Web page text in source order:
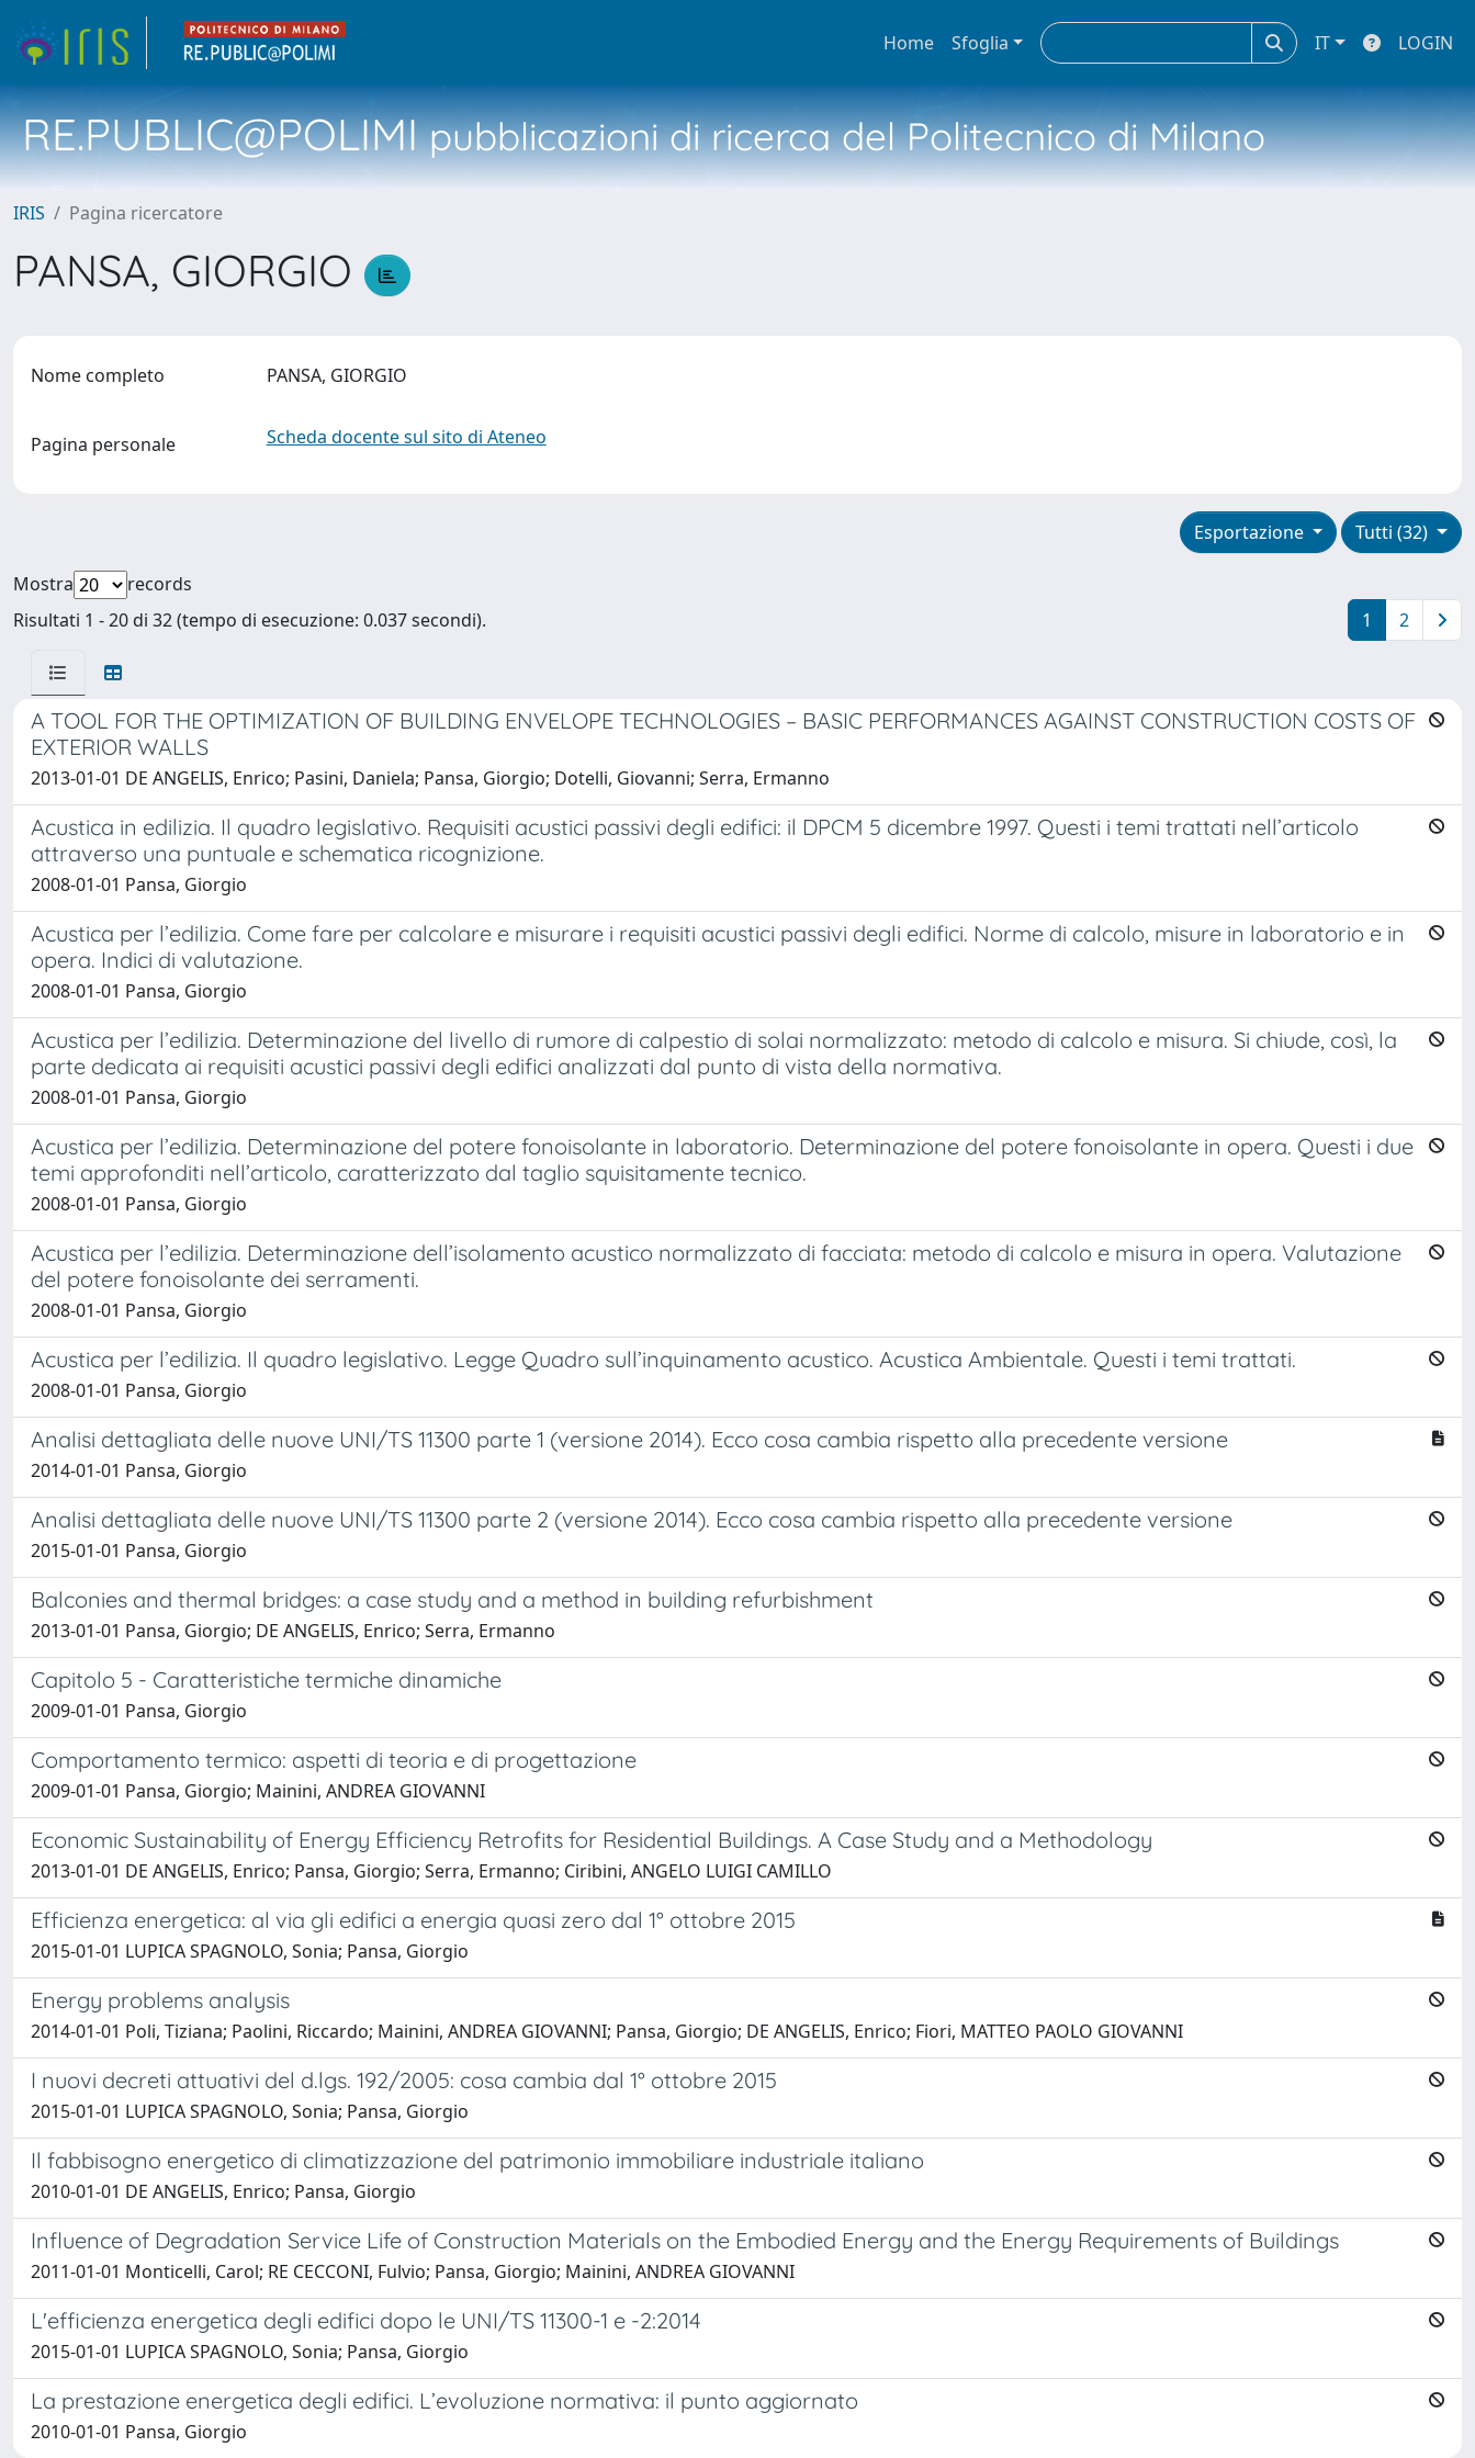
Home Sfoglia IT LOGIN
RE.PUBLIC@POLIMIpubblicazioni di ricerca del Politecnico di Milano
IRIS Pagina ricercatore
PANSA, GIORGIO
Nome completo PANSA, GIORGIO
Pagina personale Scheda docente sul sito di Ateneo
Tutti (32)
Esportazione
Mostra
records
Risultati 1 - 20 di 32 (tempo di esecuzione: 0.037 secondi).
1 2
A TOOL FOR THE OPTIMIZATION OF BUILDING ENVELOPE TECHNOLOGIES – BASIC PERFORMANCES AGAINST CONSTRUCTION COSTS OF
EXTERIOR WALLS
2013-01-01 DE ANGELIS, Enrico; Pasini, Daniela; Pansa, Giorgio; Dotelli, Giovanni; Serra, Ermanno
Acustica in edilizia. Il quadro legislativo. Requisiti acustici passivi degli edifici: il DPCM 5 dicembre 1997. Questi i temi trattati nell’articolo
attraverso una puntuale e schematica ricognizione.
2008-01-01 Pansa, Giorgio
Acustica per l’edilizia. Come fare per calcolare e misurare i requisiti acustici passivi degli edifici. Norme di calcolo, misure in laboratorio e in
opera. Indici di valutazione.
2008-01-01 Pansa, Giorgio
Acustica per l’edilizia. Determinazione del livello di rumore di calpestio di solai normalizzato: metodo di calcolo e misura. Si chiude, così, la
parte dedicata ai requisiti acustici passivi degli edifici analizzati dal punto di vista della normativa.
2008-01-01 Pansa, Giorgio
Acustica per l’edilizia. Determinazione del potere fonoisolante in laboratorio. Determinazione del potere fonoisolante in opera. Questi i due
temi approfonditi nell’articolo, caratterizzato dal taglio squisitamente tecnico.
2008-01-01 Pansa, Giorgio
Acustica per l’edilizia. Determinazione dell’isolamento acustico normalizzato di facciata: metodo di calcolo e misura in opera. Valutazione
del potere fonoisolante dei serramenti.
2008-01-01 Pansa, Giorgio
Acustica per l’edilizia. Il quadro legislativo. Legge Quadro sull’inquinamento acustico. Acustica Ambientale. Questi i temi trattati.
2008-01-01 Pansa, Giorgio
Analisi dettagliata delle nuove UNI/TS 11300 parte 1 (versione 2014). Ecco cosa cambia rispetto alla precedente versione
2014-01-01 Pansa, Giorgio
Analisi dettagliata delle nuove UNI/TS 11300 parte 2 (versione 2014). Ecco cosa cambia rispetto alla precedente versione
2015-01-01 Pansa, Giorgio
Balconies and thermal bridges: a case study and a method in building refurbishment
2013-01-01 Pansa, Giorgio; DE ANGELIS, Enrico; Serra, Ermanno
Capitolo 5 - Caratteristiche termiche dinamiche
2009-01-01 Pansa, Giorgio
Comportamento termico: aspetti di teoria e di progettazione
2009-01-01 Pansa, Giorgio; Mainini, ANDREA GIOVANNI
Economic Sustainability of Energy Efficiency Retrofits for Residential Buildings. A Case Study and a Methodology
2013-01-01 DE ANGELIS, Enrico; Pansa, Giorgio; Serra, Ermanno; Ciribini, ANGELO LUIGI CAMILLO
Efficienza energetica: al via gli edifici a energia quasi zero dal 1° ottobre 2015
2015-01-01 LUPICA SPAGNOLO, Sonia; Pansa, Giorgio
Energy problems analysis
2014-01-01 Poli, Tiziana; Paolini, Riccardo; Mainini, ANDREA GIOVANNI; Pansa, Giorgio; DE ANGELIS, Enrico; Fiori, MATTEO PAOLO GIOVANNI
I nuovi decreti attuativi del d.lgs. 192/2005: cosa cambia dal 1° ottobre 2015
2015-01-01 LUPICA SPAGNOLO, Sonia; Pansa, Giorgio
Il fabbisogno energetico di climatizzazione del patrimonio immobiliare industriale italiano
2010-01-01 DE ANGELIS, Enrico; Pansa, Giorgio
Influence of Degradation Service Life of Construction Materials on the Embodied Energy and the Energy Requirements of Buildings
2011-01-01 Monticelli, Carol; RE CECCONI, Fulvio; Pansa, Giorgio; Mainini, ANDREA GIOVANNI
L'efficienza energetica degli edifici dopo le UNI/TS 11300-1 e -2:2014
2015-01-01 LUPICA SPAGNOLO, Sonia; Pansa, Giorgio
La prestazione energetica degli edifici. L’evoluzione normativa: il punto aggiornato
2010-01-01 Pansa, Giorgio